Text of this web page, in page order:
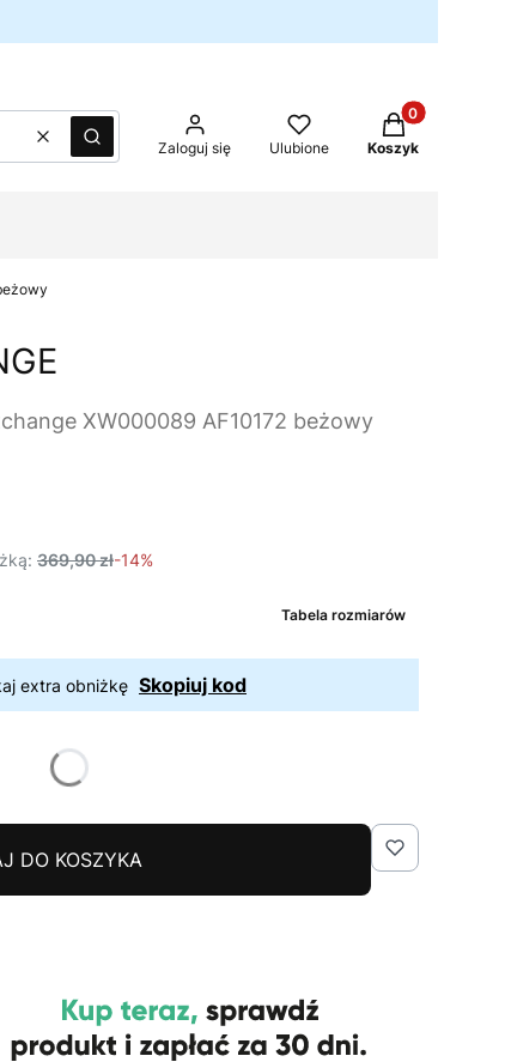
WyczyśćSzukaj Zaloguj się Ulubione
Produkty w
Koszyk
XW000089 AF10172 beżowy
369,90 zł-14%
Tabela rozmiarów
extra obniżkę Skopiuj kod
DO KOSZYKA